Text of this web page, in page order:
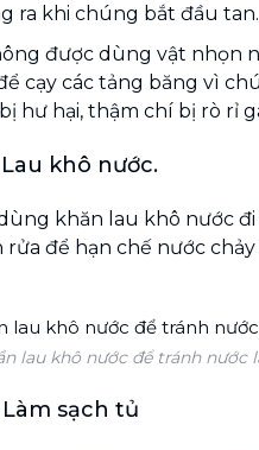
ra khi chúng bắt đầu tan.
được dùng vật nhọn
cạy các tảng băng vì
hư hại, thậm chí bị rò rỉ
khô nước.
khăn lau khô nước đi
rửa để hạn chế nước chảy
lau khô nước để tránh nước
sạch tủ